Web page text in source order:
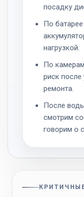
посадку
По
нагрузкой.
По
риск после
ремонта.
После
смотрим
говорим о